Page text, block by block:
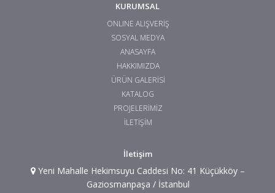
KURUMSAL
ONLINE ALIŞVERİŞ
SOSYAL MEDYA
ANASAYFA
HAKKIMIZDA
ÜRÜN GALERİSİ
KATALOG
PROJELERİMİZ
İLETİŞİM
İletişim
Yeni Mahalle Hekimsuyu Caddesi No: 41 Küçükköy –
Gaziosmanpaşa / İstanbul